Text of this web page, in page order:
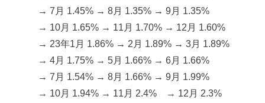
→ 7月 1.45% → 8月 1.35% → 9月 1.35%
→ 10月 1.65% → 11月 1.70% → 12月 1.60%
→ 23年1月 1.86% → 2月 1.89% → 3月 1.89%
→ 4月 1.75% → 5月 1.66% → 6月 1.66%
→ 7月 1.54% → 8月 1.66% → 9月 1.99%
→ 10月 1.94% → 11月 2.4% → 12月 2.3%